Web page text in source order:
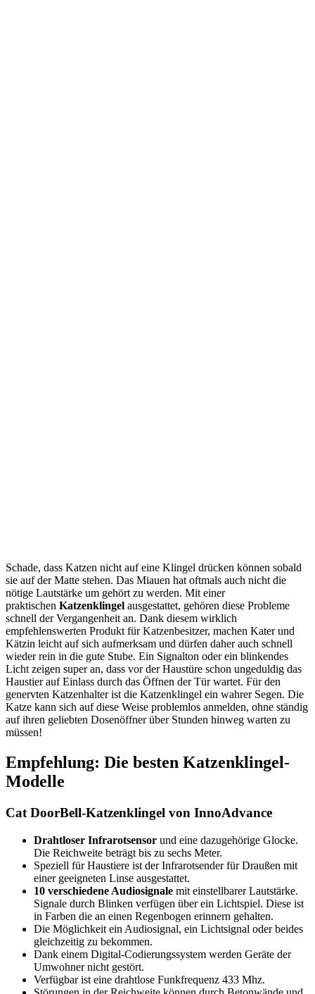
Schade, dass Katzen nicht auf eine Klingel drücken können sobald
sie auf der Matte stehen. Das Miauen hat oftmals auch nicht die
nötige Lautstärke um gehört zu werden. Mit einer
praktischen Katzenklingel ausgestattet, gehören diese Probleme
schnell der Vergangenheit an. Dank diesem wirklich
empfehlenswerten Produkt für Katzenbesitzer, machen Kater und
Kätzin leicht auf sich aufmerksam und dürfen daher auch schnell
wieder rein in die gute Stube. Ein Signalton oder ein blinkendes
Licht zeigen super an, dass vor der Haustüre schon ungeduldig das
Haustier auf Einlass durch das Öffnen der Tür wartet. Für den
genervten Katzenhalter ist die Katzenklingel ein wahrer Segen. Die
Katze kann sich auf diese Weise problemlos anmelden, ohne ständig
auf ihren geliebten Dosenöffner über Stunden hinweg warten zu
müssen!
Empfehlung: Die besten Katzenklingel-
Modelle
Cat DoorBell-Katzenklingel von InnoAdvance
Drahtloser Infrarotsensor und eine dazugehörige Glocke.
Die Reichweite beträgt bis zu sechs Meter.
Speziell für Haustiere ist der Infrarotsender für Draußen mit
einer geeigneten Linse ausgestattet.
10 verschiedene Audiosignale mit einstellbarer Lautstärke.
Signale durch Blinken verfügen über ein Lichtspiel. Diese ist
in Farben die an einen Regenbogen erinnern gehalten.
Die Möglichkeit ein Audiosignal, ein Lichtsignal oder beides
gleichzeitig zu bekommen.
Dank einem Digital-Codierungssystem werden Geräte der
Umwohner nicht gestört.
Verfügbar ist eine drahtlose Funkfrequenz 433 Mhz.